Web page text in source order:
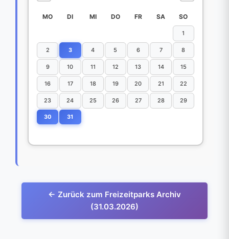
MO DI MI DO FR SA SO
1
2 3 4 5 6 7 8
9 10 11 12 13 14 15
16 17 18 19 20 21 22
23 24 25 26 27 28 29
30 31
← Zurück zum Freizeitparks Archiv
(31.03.2026)